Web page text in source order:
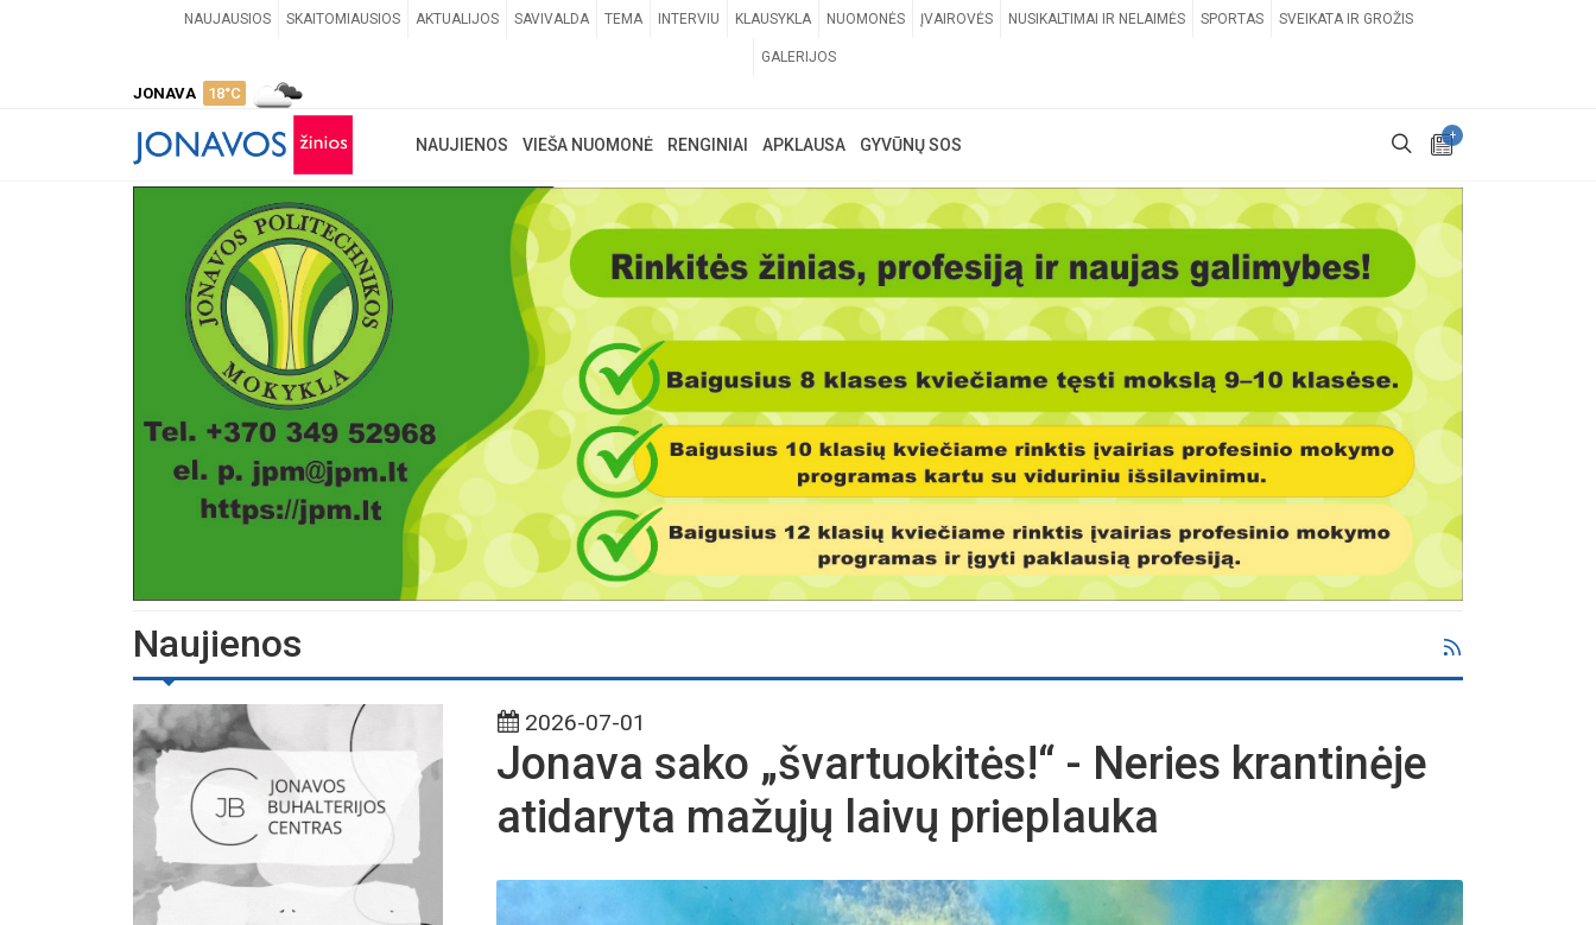
NAUJAUSIOS SKAITOMIAUSIOS AKTUALIJOS SAVIVALDA TEMA INTERVIU KLAUSYKLA NUOMONĖS ĮVAIROVĖS NUSIKALTIMAI IR NELAIMĖS SPORTAS SVEIKATA IR GROŽIS
GALERIJOS
JONAVA 18°C
+
NAUJIENOS VIEŠA NUOMONĖ RENGINIAI APKLAUSA GYVŪNŲ SOS
Naujienos
2026-07-01
Jonava sako „švartuokitės!“ - Neries krantinėje
atidaryta mažųjų laivų prieplauka